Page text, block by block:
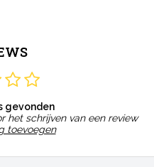
gevonden
het schrijven van een review
toevoegen